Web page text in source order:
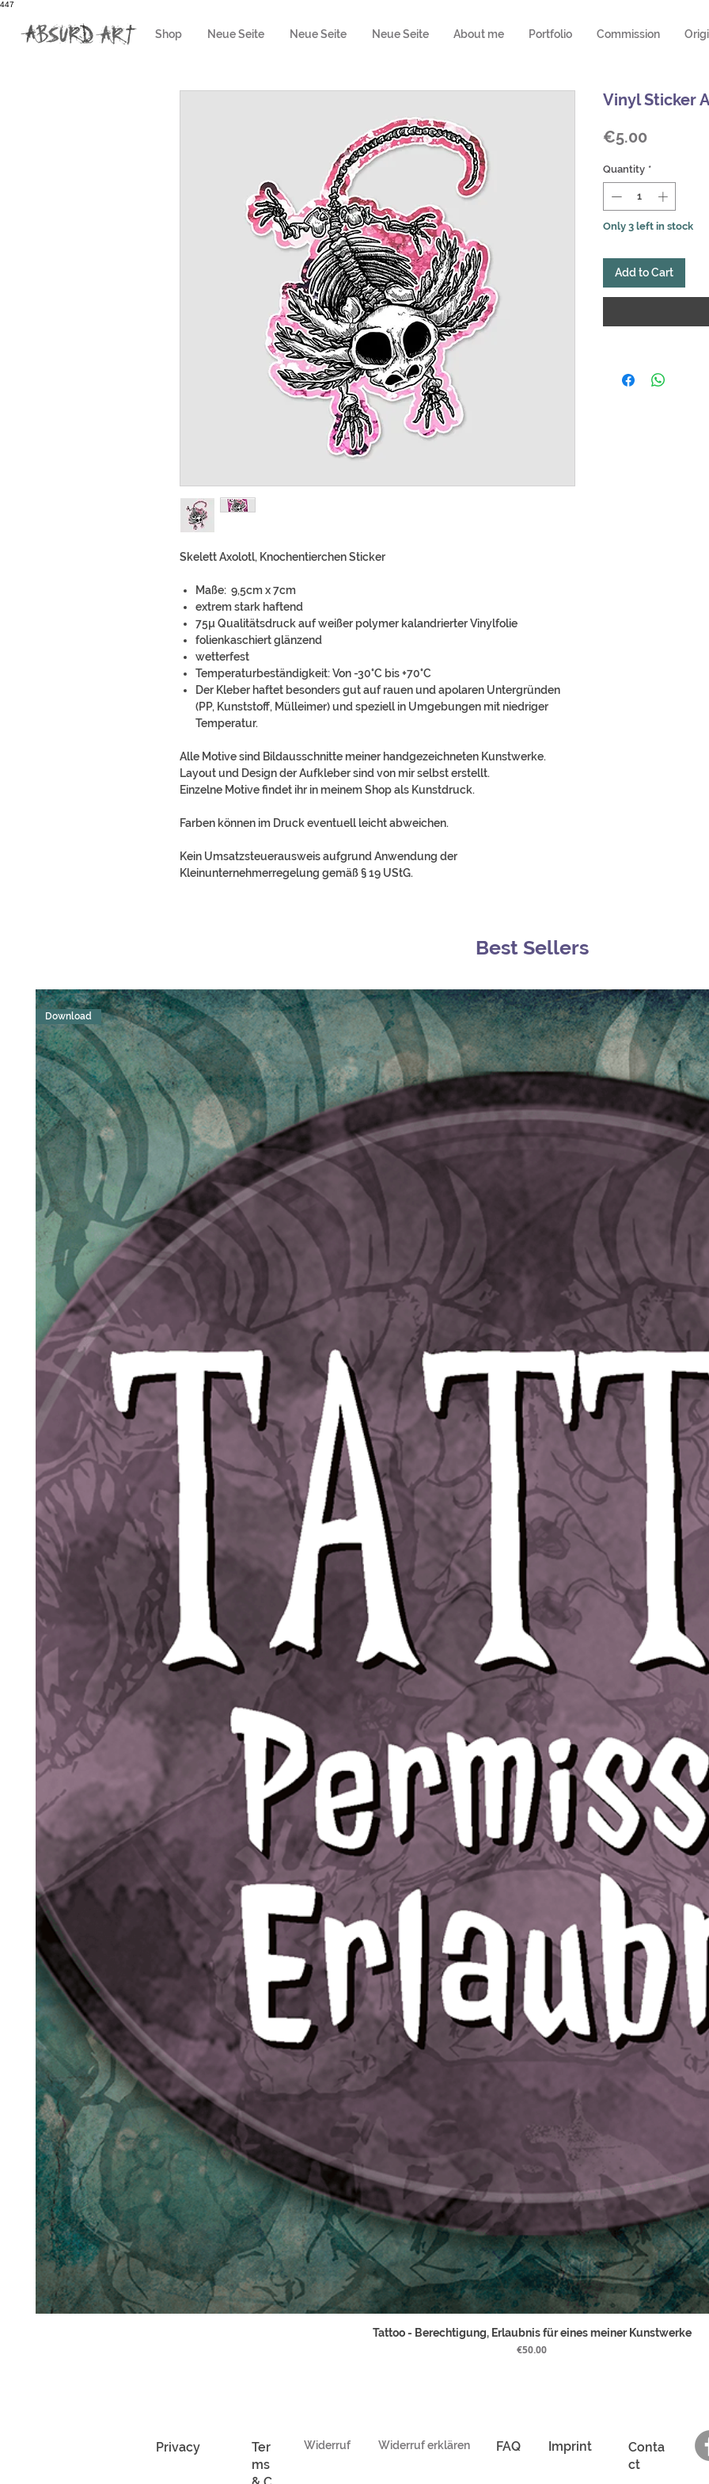
447
Shop Neue Seite Neue Seite Neue Seite About me Portfolio Commission
Skelett Axolotl, Knochentierchen Sticker
Maße: 9,5cm x 7cm
extrem stark haftend
75µ Qualitätsdruck auf weißer polymer kalandrierter Vinylfolie
folienkaschiert glänzend
wetterfest
Temperaturbeständigkeit: Von -30°C bis +70°C
Der Kleber haftet besonders gut auf rauen und apolaren Untergründen
(PP, Kunststoff, Mülleimer) und speziell in Umgebungen mit niedriger
Temperatur.
Alle Motive sind Bildausschnitte meiner handgezeichneten Kunstwerke.
Layout und Design der Aufkleber sind von mir selbst erstellt.
Einzelne Motive findet ihr in meinem Shop als Kunstdruck.
Farben können im Druck eventuell leicht abweichen.
Kein Umsatzsteuerausweis aufgrund Anwendung der
Kleinunternehmerregelung gemäß § 19 UStG.
Vinyl Sticker
€5.00Price
Quantity *
Only 3 left in stock
Add to Cart
Best Sellers
Download
Tattoo - Berechtigung, Erlaubnis für eines meiner Kunstwerke
Price
€50.00
Privacy
Ter
ms
Widerruf Widerruf erklären FAQ Imprint
Conta
ct